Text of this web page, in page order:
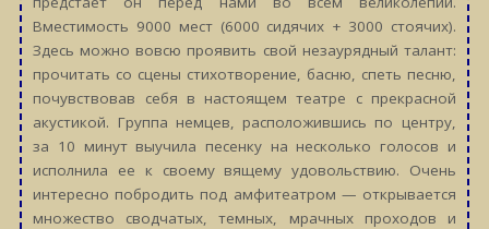
Вместимость 9000 мест (6000 сидячих + 3000 стоячих).
Здесь можно вовсю проявить свой незаурядный талант:
прочитать со сцены стихотворение, басню, спеть песню,
почувствовав себя в настоящем театре с прекрасной
акустикой. Группа немцев, расположившись по центру,
за 10 минут выучила песенку на несколько голосов и
исполнила ее к своему вящему удовольствию. Очень
интересно побродить под амфитеатром — открывается
множество сводчатых, темных, мрачных проходов и